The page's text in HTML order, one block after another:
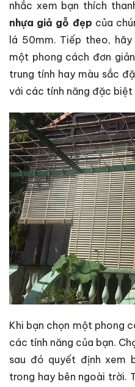
nhắc xem bạn thích
nhựa giả gỗ đẹp của
lá 50mm. Tiếp theo,
một phong cách đơn
trung tính hay màu sắc
với các tính năng đặc biệt
Khi bạn chọn một phong
các tính năng của bạn.
sau đó quyết định xem
trong hay bên ngoài trời.